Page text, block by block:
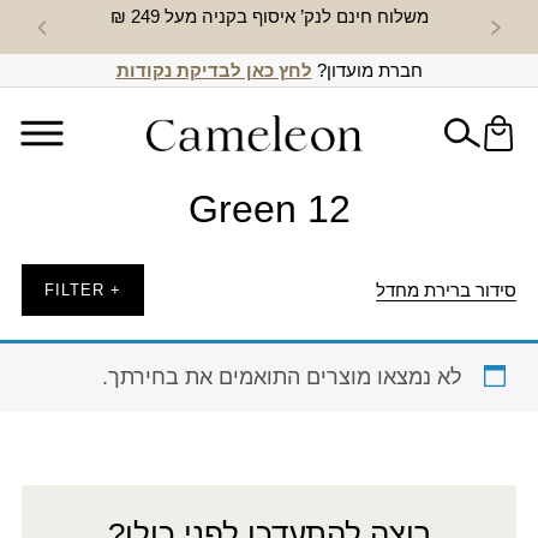
משלוח חינם לנק’ איסוף בקניה מעל 249 ₪ חדש
חברת מועדון? לחץ כאן לבדיקת נקודות
Green 12
סידור ברירת מחדל + FILTER
לא נמצאו מוצרים התואמים את בחירתך.